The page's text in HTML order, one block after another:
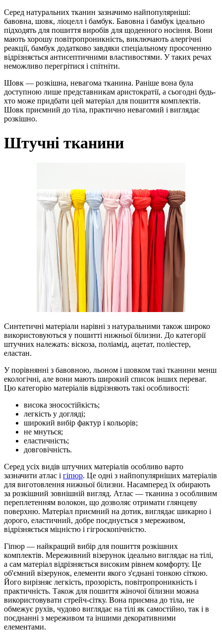
Серед натуральних тканин зазначимо найпопулярніші:
бавовна, шовк, ліоцелл і бамбук. Бавовна і бамбук ідеально
підходять для пошиття виробів для щоденного носіння. Вони
мають хорошу повітропроникність, виключають алергічні
реакції, бамбук додатково завдяки спеціальному просоченню
відрізняється антисептичними властивостями. У таких речах
неможливо перегрітися і спітніти.
Шовк — розкішна, невагома тканина. Раніше вона була
доступною лише представникам аристократії, а сьогодні будь-
хто може придбати цей матеріал для пошиття комплектів.
Шовк приємний до тіла, практично невагомий і виглядає
розкішно.
Штучні тканини
Синтетичні матеріали нарівні з натуральними також широко
використовуються у пошитті нижньої білизни. До категорії
штучних належать: віскоза, поліамід, ацетат, поліестер,
еластан.
У порівнянні з бавовною, льоном і шовком такі тканини менш
екологічні, але вони мають широкий список інших переваг.
Цю категорію матеріалів відрізняють такі особливості:
висока зносостійкість;
легкість у догляді;
широкий вибір фактур і кольорів;
не мнуться;
еластичність;
довговічність.
Серед усіх видів штучних матеріалів особливо варто
зазначити атлас і гіпюр. Це одні з найпопулярніших матеріалів
для виготовлення нижньої білизни. Насамперед їх обирають
за розкішний зовнішній вигляд. Атлас — тканина з особливим
переплетенням волокон, що дозволяє отримати глянцеву
поверхню. Матеріал приємний на дотик, виглядає шикарно і
дорого, еластичний, добре поєднується з мереживом,
відрізняється міцністю і гігроскопічністю.
Гіпюр — найкращий вибір для пошиття розкішних
комплектів. Мереживний візерунок ідеально виглядає на тілі,
а сам матеріал відрізняється високим рівнем комфорту. Це
об'ємний візерунок, елементи якого з'єднані тонкою сіткою.
Його вирізняє легкість, прозорість, повітропроникність і
практичність. Також для пошиття жіночої білизни можна
використовувати стрейч-сітку. Вона приємна до тіла, не
обмежує рухів, чудово виглядає на тілі як самостійно, так і в
поєднанні з мереживом та іншими декоративними
елементами.